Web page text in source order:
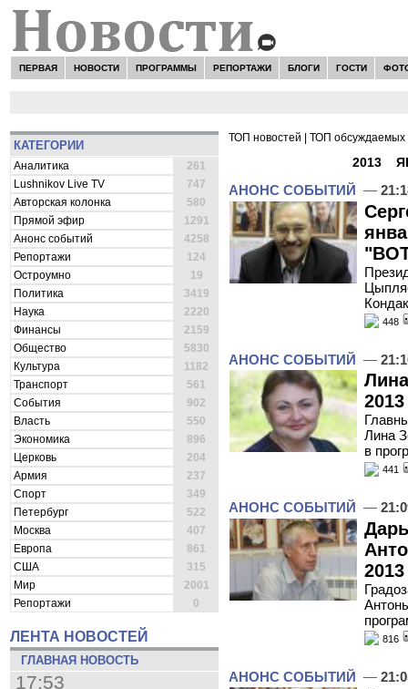
ПЕРВАЯ НОВОСТИ ПРОГРАММЫ РЕПОРТАЖИ БЛОГИ ГОСТИ
КАТЕГОРИИ
Аналитика
261
Lushnikov Live TV
747
Авторская колонка
580
Прямой эфир
1291
Анонс событий
4258
Репортажи
124
Остроумно
19
Политика
3419
Наука
2220
Финансы
2159
Общество
5830
Культура
1182
Транспорт
561
События
902
Власть
550
Экономика
896
Церковь
204
Армия
237
Спорт
349
Петербург
522
Москва
407
Европа
861
США
315
Мир
2001
Репортажи
0
ЛЕНТА НОВОСТЕЙ
ГЛАВНАЯ НОВОСТЬ
17:53
ТОП новостей ТОП обсуждаемых
2013
АНОНС СОБЫТИЙ —
448
АНОНС СОБЫТИЙ —
Лина
в
441
АНОНС СОБЫТИЙ —
816
АНОНС СОБЫТИЙ —